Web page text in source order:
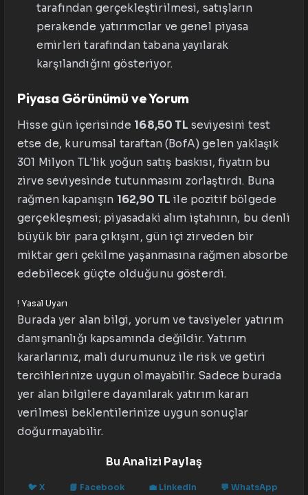
tarafından gerçekleştirilmesi, satışların
perakende yatırımcılar ve genel piyasa
emirleri tarafından tabana yayılarak
karşılandığını gösteriyor.
Piyasa Görünümü ve Yorum
Hisse gün içerisinde 168,50 TL seviyesini test
etse de, kurumsal taraftan (BofA) gelen yaklaşık
301 Milyon TL'lik yoğun satış baskısı, fiyatın bu
zirve seviyesinde tutunmasını zorlaştırdı. Buna
rağmen kapanışın 162,90 TL ile pozitif bölgede
gerçekleşmesi; piyasadaki alım iştahının, bu denli
büyük bir para çıkışını, gün içi zirveden bir
miktar geri çekilme yaşanmasına rağmen absorbe
edebilecek güçte olduğunu gösterdi.
! Yasal Uyarı
Burada yer alan bilgi, yorum ve tavsiyeler yatırım
danışmanlığı kapsamında değildir. Yatırım
kararlarınız, mali durumunuz ile risk ve getiri
tercihlerinize uygun olmayabilir. Sadece burada
yer alan bilgilere dayanılarak yatırım kararı
verilmesi beklentilerinize uygun sonuçlar
doğurmayabilir.
Bu Analizi Paylaş
🐦 X 📘 Facebook 💼 LinkedIn 💬 WhatsApp